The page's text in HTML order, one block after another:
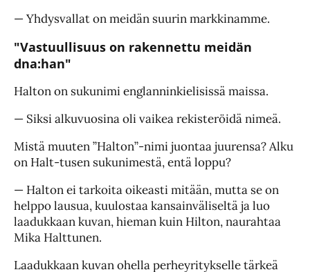
— Yhdysvallat on meidän suurin markkinamme.
"Vastuullisuus on rakennettu meidän
dna:han"
Halton on sukunimi englanninkielisissä maissa.
— Siksi alkuvuosina oli vaikea rekisteröidä nimeä.
Mistä muuten ”Halton”-nimi juontaa juurensa? Alku
on Halt-tusen sukunimestä, entä loppu?
— Halton ei tarkoita oikeasti mitään, mutta se on
helppo lausua, kuulostaa kansainväliseltä ja luo
laadukkaan kuvan, hieman kuin Hilton, naurahtaa
Mika Halttunen.
Laadukkaan kuvan ohella perheyritykselle tärkeä